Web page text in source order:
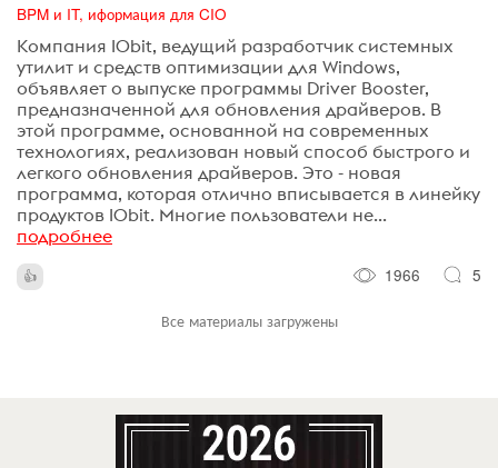
BPM и IT, иформация для CIO
Компания IObit, ведущий разработчик системных
утилит и средств оптимизации для Windows,
объявляет о выпуске программы Driver Booster,
предназначенной для обновления драйверов. В
этой программе, основанной на современных
технологиях, реализован новый способ быстрого и
легкого обновления драйверов. Это - новая
программа, которая отлично вписывается в линейку
продуктов IObit. Многие пользователи не...
подробнее
1966
5
Все материалы загружены